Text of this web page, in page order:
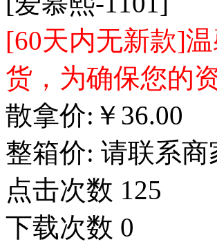
[60天内无新款]
货，为确保您的
散拿价: ￥ 36.00
整箱价: 请联系商
点击次数 125
下载次数 0